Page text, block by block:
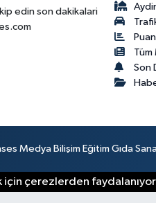
edin son dakikalari
Son
Medya Bilişim Eğitim Gıda
için çerezlerden